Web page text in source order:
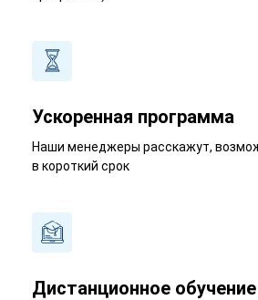
Ускоренная программа
Наши менеджеры расскажут,
в короткий срок
Дистанционное обучение